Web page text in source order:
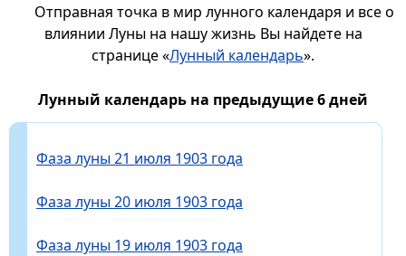
Отправная точка в мир лунного календаря и все о
влиянии Луны на нашу жизнь Вы найдете на
странице «Лунный календарь».
Лунный календарь на предыдущие 6 дней
Фаза луны 21 июля 1903 года
Фаза луны 20 июля 1903 года
Фаза луны 19 июля 1903 года